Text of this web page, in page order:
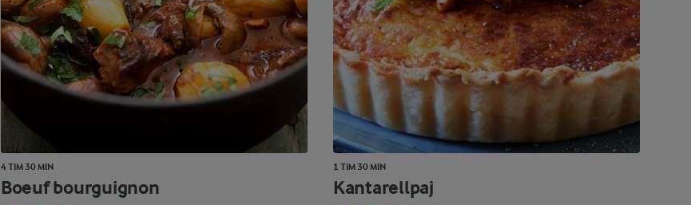
4 TIM 30 MIN
Boeuf bourguignon
1 TIM 30 MIN
Kantarellpaj